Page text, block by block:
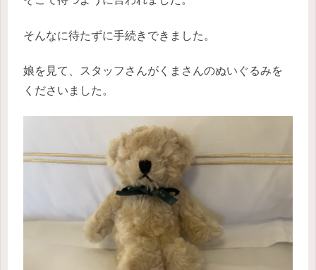
そんなに待たずに手続きできました。
娘を見て、スタッフさんがくまさんのぬいぐるみを
くださいました。